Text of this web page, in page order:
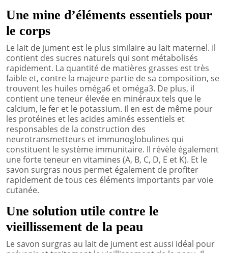
Une mine d’éléments essentiels pour
le corps
Le lait de jument est le plus similaire au lait maternel. Il
contient des sucres naturels qui sont métabolisés
rapidement. La quantité de matières grasses est très
faible et, contre la majeure partie de sa composition, se
trouvent les huiles oméga6 et oméga3. De plus, il
contient une teneur élevée en minéraux tels que le
calcium, le fer et le potassium. Il en est de même pour
les protéines et les acides aminés essentiels et
responsables de la construction des
neurotransmetteurs et immunoglobulines qui
constituent le système immunitaire. Il révèle également
une forte teneur en vitamines (A, B, C, D, E et K). Et le
savon surgras nous permet également de profiter
rapidement de tous ces éléments importants par voie
cutanée.
Une solution utile contre le
vieillissement de la peau
Le savon surgras au lait de jument est aussi idéal pour